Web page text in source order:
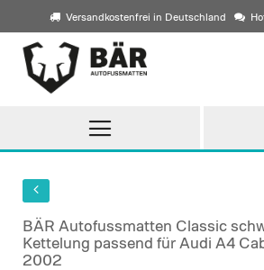
Versandkostenfrei in Deutschland
Direkt
zum
Inhalt
BÄR Autofussmatten Classic
Kettelung passend für Audi A4
2002